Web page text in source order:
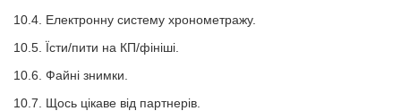
10.4. Електронну систему хронометражу.
10.5. Їсти/пити на КП/фініші.
10.6. Файні знимки.
10.7. Щось цікаве від партнерів.